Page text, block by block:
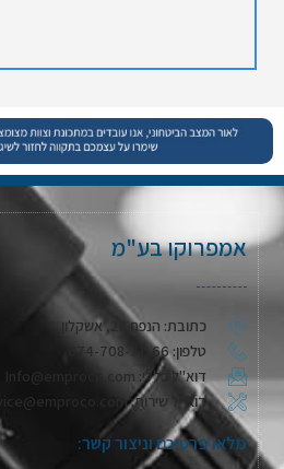
אמפרוקו בע"מ
כתובת: הנפח 28, אשקלון
טלפון: 074-708-71-66
דוא"ל כללי: Info@emproco.com
דוא"ל שירות: Service@emproco.com
מלאו פרטיכם וניצור קשר: